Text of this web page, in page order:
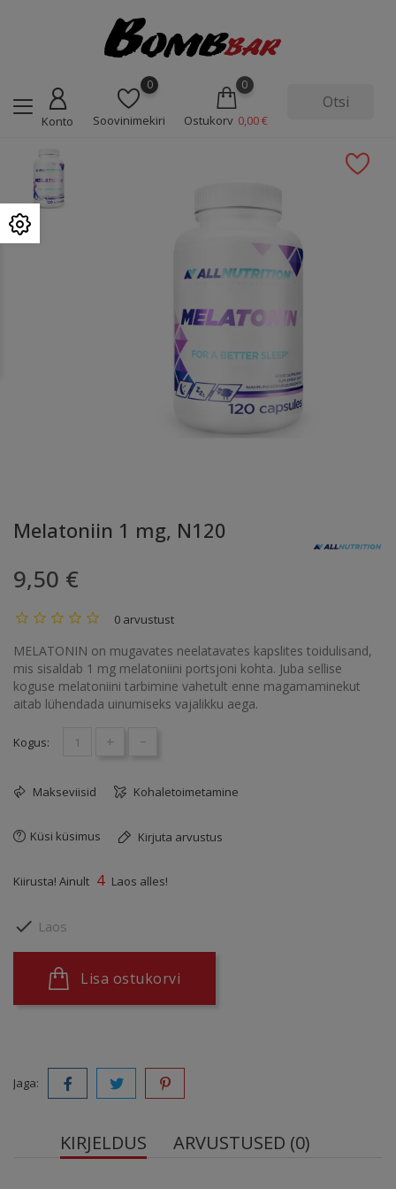
Konto
0
Soovinimekiri
0
Ostukorv 0,00 €
Melatoniin 1 mg, N120
9,50 €
0 arvustust
MELATONIN on mugavates neelatavates kapslites toidulisand,
mis sisaldab 1 mg melatoniini portsjoni kohta. Juba sellise
koguse melatoniini tarbimine vahetult enne magamaminekut
aitab lühendada uinumiseks vajalikku aega.
Kogus: + -
Makseviisid Kohaletoimetamine
Küsi küsimus Kirjuta arvustus
Kiirusta! Ainult 4 Laos alles!
 Laos
Lisa ostukorvi
Jaga:
KIRJELDUS ARVUSTUSED (0)